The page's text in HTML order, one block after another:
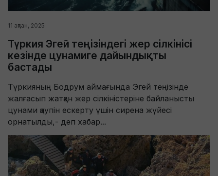
11 ақпан, 2025
Түркия Эгей теңізіндегі жер сілкінісі
кезінде цунамиге дайындықты
бастады
Түркияның Бодрум аймағында Эгей теңізінде
жалғасып жатқан жер сілкіністеріне байланысты
цунами қаупін ескерту үшін сирена жүйесі
орнатылды,- деп хабар...